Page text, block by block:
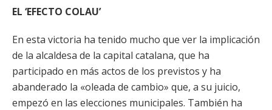
EL ‘EFECTO COLAU’
En esta victoria ha tenido mucho que ver la implicación
de la alcaldesa de la capital catalana, que ha
participado en más actos de los previstos y ha
abanderado la «oleada de cambio» que, a su juicio,
empezó en las elecciones municipales. También ha